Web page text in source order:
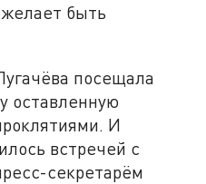
быть
посещала
оставленную
И
встречей с
секретарём